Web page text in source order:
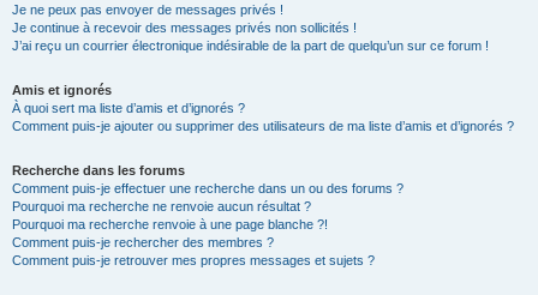
Je ne peux pas envoyer de messages privés !
Je continue à recevoir des messages privés non sollicités !
J’ai reçu un courrier électronique indésirable de la part de quelqu’un sur ce forum !
Amis et ignorés
À quoi sert ma liste d’amis et d’ignorés ?
Comment puis-je ajouter ou supprimer des utilisateurs de ma liste d’amis et d’ignorés ?
Recherche dans les forums
Comment puis-je effectuer une recherche dans un ou des forums ?
Pourquoi ma recherche ne renvoie aucun résultat ?
Pourquoi ma recherche renvoie à une page blanche ?!
Comment puis-je rechercher des membres ?
Comment puis-je retrouver mes propres messages et sujets ?